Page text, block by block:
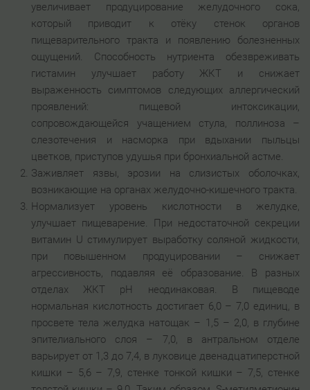
увеличивает продуцирование желудочного сока,
который приводит к отёку стенок органов
пищеварительного тракта и появлению болезненных
ощущений. Способность нутриента обезвреживать
гистамин улучшает работу ЖКТ и снижает
выраженность симптомов следующих аллергический
проявлений: пищевой интоксикации,
сопровождающейся учащением стула, поллиноза –
слезотечения и насморка при вдыхании пыльцы
цветков, приступов удушья при бронхиальной астме.
Заживляет язвы, эрозии на слизистых оболочках,
возникающие на органах желудочно-кишечного тракта.
Нормализует уровень кислотности в желудке,
улучшает пищеварение. При недостаточной секреции
витамин U стимулирует выработку соляной жидкости,
при повышенном продуцировании – снижает
агрессивность, подавляя её образование. В разных
отделах ЖКТ рН неодинаковая. В пищеводе
нормальная кислотность достигает 6,0 – 7,0 единиц, в
просвете тела желудка натощак – 1,5 – 2,0, в глубине
эпителиального слоя – 7,0, в антральном отделе
варьирует от 1,3 до 7,4, в луковице двенадцатиперстной
кишки – 5,6 – 7,9, стенке тонкой кишки – 7,5, стенке